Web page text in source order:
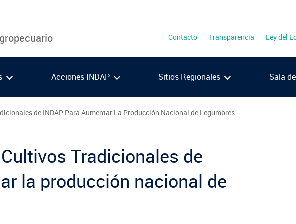
Menú
secundario
Contacto Transparencia Ley del
Acciones INDAP Sitios Regionales
Metropolitana
Maule
Ñuble
Biobío
Los Ríos
Sala
VIDEOS PODCAST
de INDAP Para Aumentar La Producción Nacional de Legumbres
Tradicionales de
la producción nacional de